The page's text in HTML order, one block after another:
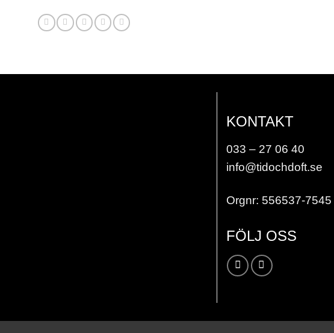
KONTAKT
033 – 27 06 40
info@tidochdoft.se
Orgnr: 556537-7545
FÖLJ OSS